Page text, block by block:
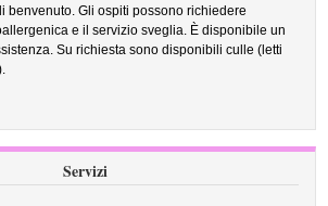
benvenuto. Gli ospiti possono richiedere
e il servizio sveglia. È disponibile un
Su richiesta sono disponibili culle (letti
Servizi